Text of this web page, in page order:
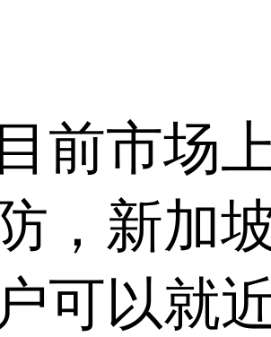
市场上
，新加
可以就